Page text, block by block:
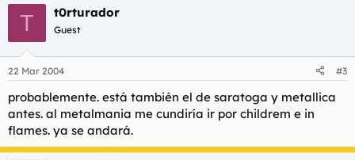
T t0rturador
Guest
22 Mar 2004 #3
probablemente. está también el de saratoga y metallica
antes. al metalmania me cundiría ir por childrem e in
flames. ya se andará.